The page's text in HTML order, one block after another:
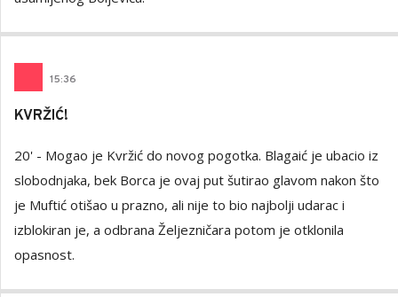
15:36
KVRŽIĆ!
20' - Mogao je Kvržić do novog pogotka. Blagaić je ubacio iz
slobodnjaka, bek Borca je ovaj put šutirao glavom nakon što
je Muftić otišao u prazno, ali nije to bio najbolji udarac i
izblokiran je, a odbrana Željezničara potom je otklonila
opasnost.